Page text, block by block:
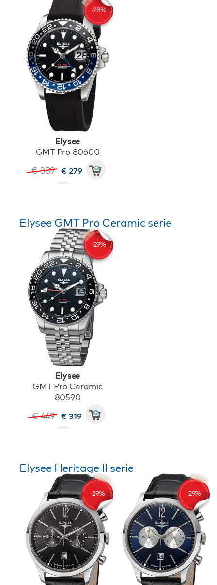
Elysee
GMT Pro 80600
€ 389 € 279
Elysee GMT Pro Ceramic serie
Elysee
GMT Pro Ceramic
80590
€ 449 € 319
Elysee Heritage II serie